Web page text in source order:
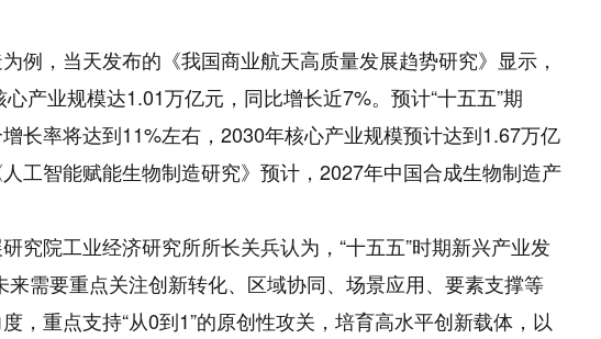
，当天发布的《我国商业航天高质量发展趋势研究》显示，
产业规模达1.01万亿元，同比增长近7%。预计“十五五”期
长率将达到11%左右，2030年核心产业规模预计达到1.67万亿
工智能赋能生物制造研究》预计，2027年中国合成生物制造产
院工业经济研究所所长关兵认为，“十五五”时期新兴产业发
来需要重点关注创新转化、区域协同、场景应用、要素支撑等
，重点支持“从0到1”的原创性攻关，培育高水平创新载体，以